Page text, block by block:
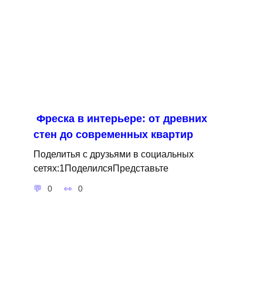
Фреска в интерьере: от древних
стен до современных квартир
Поделитья с друзьями в социальных
сетях:1ПоделилсяПредставьте
0 0